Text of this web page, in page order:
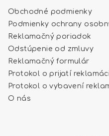
Obchodné podmienky
Podmienky ochrany
Reklamačný poriadok
Odstúpenie od zmluvy
Reklamačný formulár
Protokol o prijatí
Protokol o vybavení
O nás